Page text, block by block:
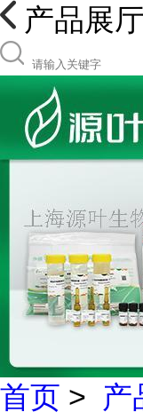
产品展厅
首页 > 产